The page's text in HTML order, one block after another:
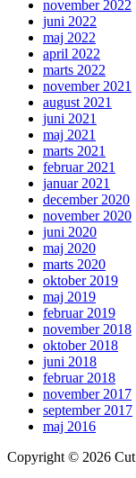
november 2022
juni 2022
maj 2022
april 2022
marts 2022
november 2021
august 2021
juni 2021
maj 2021
marts 2021
februar 2021
januar 2021
december 2020
november 2020
juni 2020
maj 2020
marts 2020
oktober 2019
maj 2019
februar 2019
november 2018
oktober 2018
juni 2018
februar 2018
november 2017
september 2017
maj 2016
Copyright © 2026